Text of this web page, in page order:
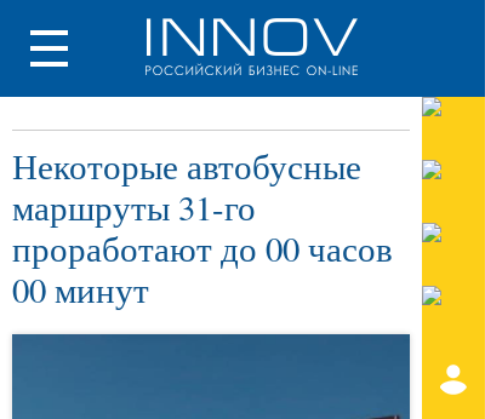
Некоторые автобусные
маршруты 31-го
проработают до 00 часов
00 минут